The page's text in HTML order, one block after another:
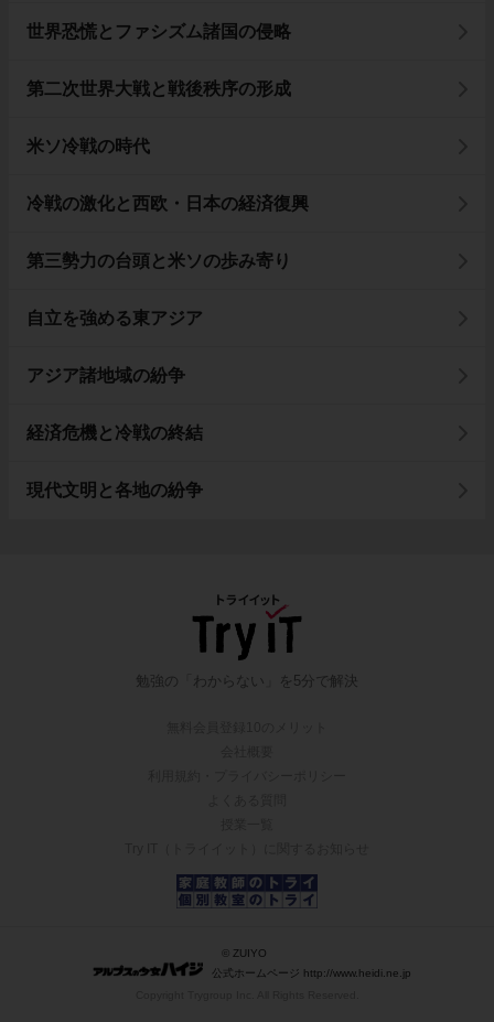
世界恐慌とファシズム諸国の侵略
第二次世界大戦と戦後秩序の形成
米ソ冷戦の時代
冷戦の激化と西欧・日本の経済復興
第三勢力の台頭と米ソの歩み寄り
自立を強める東アジア
アジア諸地域の紛争
経済危機と冷戦の終結
現代文明と各地の紛争
勉強の「わからない」を5分で解決
© ZUIYO
公式ホームページ http://www.heidi.ne.jp